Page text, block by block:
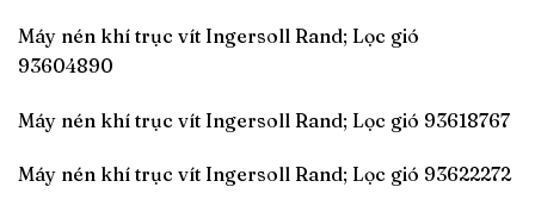
Máy nén khí trục vít Ingersoll Rand; Lọc gió
93604890
Máy nén khí trục vít Ingersoll Rand; Lọc gió 93618767
Máy nén khí trục vít Ingersoll Rand; Lọc gió 93622272